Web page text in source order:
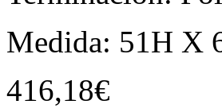
Medida: 51H X
416,18€